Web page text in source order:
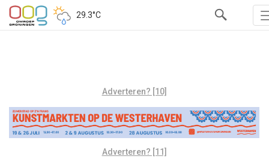
29.3°C
Adverteren? [10]
Adverteren? [11]